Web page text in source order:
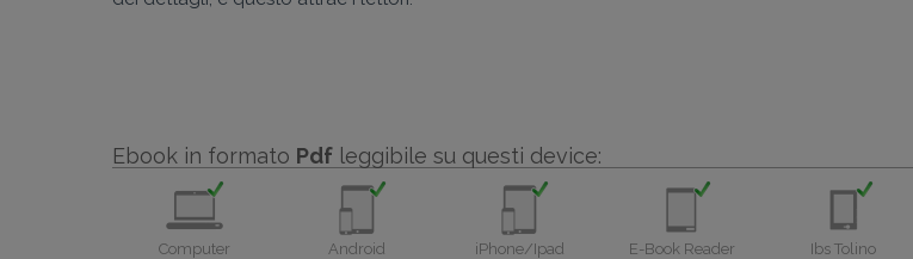
Ebook in formato Pdf leggibile su questi device:
Computer
Android
iPhone/Ipad
E-Book Reader Ibs Tolino